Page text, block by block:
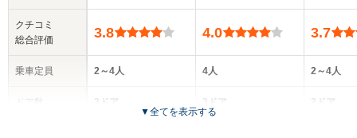
クチコミ
総合評価
乗車定員
3.8
2～4人
3ドア
4.0
4人
3ドア
3.7
2～4人
2ドア
▼全てを表示する